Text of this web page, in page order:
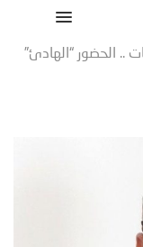
.. الحضور “الهادئ”